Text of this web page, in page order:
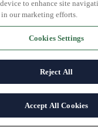
to enhance site
in our marketing efforts.
Cookies Settings
Reject All
Accept All Cookies